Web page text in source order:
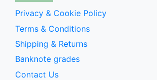
Privacy & Cookie Policy
Terms & Conditions
Shipping & Returns
Banknote grades
Contact Us